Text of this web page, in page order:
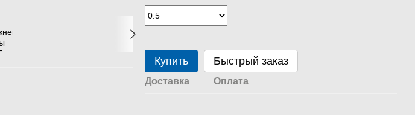
Купить Быстрый заказ
Доставка Оплата